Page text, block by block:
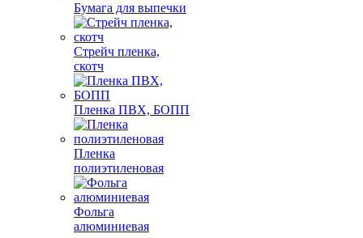
Бумага для выпечки
Стрейч пленка,
скотч
Пленка ПВХ, БОПП
Пленка
полиэтиленовая
Фольга
алюминиевая